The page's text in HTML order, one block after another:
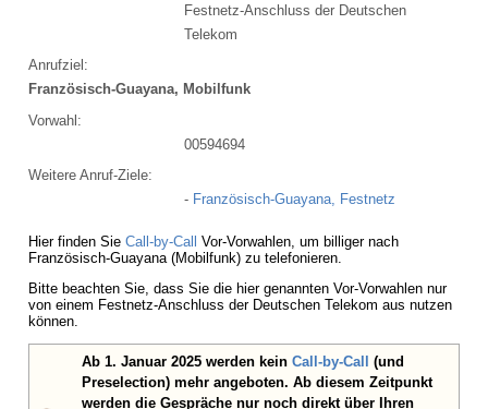
Festnetz-Anschluss der Deutschen
Telekom
Anrufziel:
Französisch-Guayana, Mobilfunk
Vorwahl:
00594694
Weitere Anruf-Ziele:
- Französisch-Guayana, Festnetz
Hier finden Sie Call-by-Call Vor-Vorwahlen, um billiger nach
Französisch-Guayana (Mobilfunk) zu telefonieren.
Bitte beachten Sie, dass Sie die hier genannten Vor-Vorwahlen nur
von einem Festnetz-Anschluss der Deutschen Telekom aus nutzen
können.
Ab 1. Januar 2025 werden kein Call-by-Call (und
Preselection) mehr angeboten. Ab diesem Zeitpunkt
werden die Gespräche nur noch direkt über Ihren